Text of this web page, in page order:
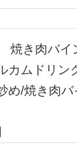
焼き肉バイ
カムドリン
め/焼き肉